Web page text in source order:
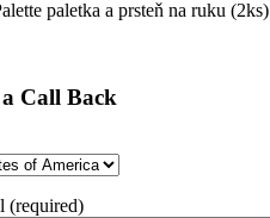
paletka a prsteň na ruku (2ks)
Call Back
(required)